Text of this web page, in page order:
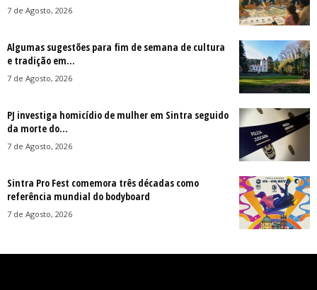
7 de Agosto, 2026
Algumas sugestões para fim de semana de cultura
e tradição em...
7 de Agosto, 2026
PJ investiga homicídio de mulher em Sintra seguido
da morte do...
7 de Agosto, 2026
Sintra Pro Fest comemora três décadas como
referência mundial do bodyboard
7 de Agosto, 2026